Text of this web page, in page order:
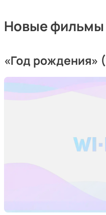
Новые фильмы
«Год рождения»